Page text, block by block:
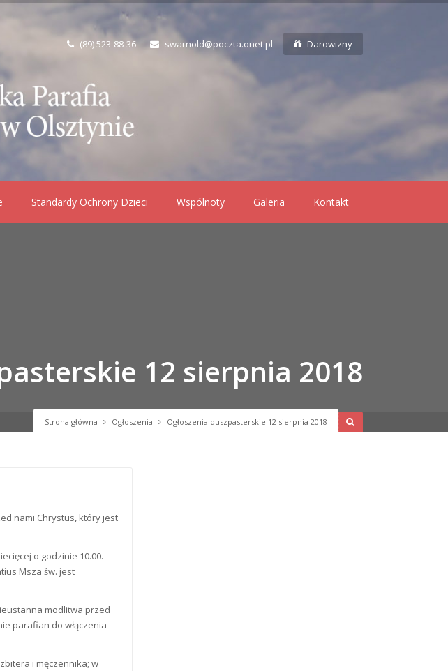
(89) 523-88-36 swarnold@poczta.onet.pl Darowizny
Standardy Ochrony Dzieci Wspólnoty Galeria Kontakt
Strona główna Ogłoszenia Ogłoszenia duszpasterskie 12 sierpnia 2018
12 sierpnia 2018
nami Chrystus, który jest
o godzinie 10.00.
Msza św. jest
modlitwa przed
parafian do włączenia
i męczennika; w